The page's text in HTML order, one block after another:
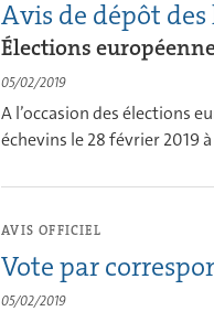
Avis de dépôt
Élections
05/02/2019
A l’occasion des élections
échevins le 28 février 2019
AVIS OFFICIEL
Vote par
05/02/2019